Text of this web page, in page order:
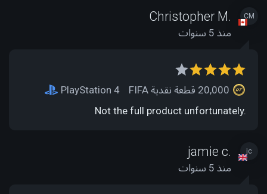
CM
Christopher M.
منذ 5 سنوات
PlayStation 4
Not the full product unfortunately.
jc
jamie c.
منذ 5 سنوات